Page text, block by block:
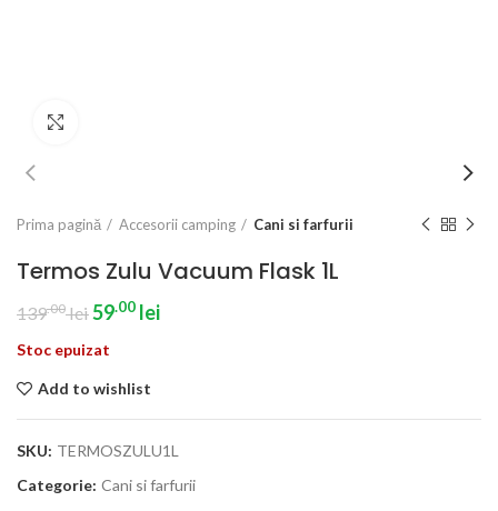
Prima pagină Accesorii camping Cani si farfurii
Termos Zulu Vacuum Flask 1L
139.00 lei59.00 lei
Stoc epuizat
Add to wishlist
SKU: TERMOSZULU1L
Categorie: Cani si farfurii